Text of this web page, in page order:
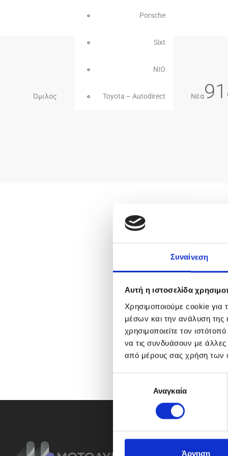
Συναίνεση
Αυτή η ιστοσελίδα
Χρησιμοποιούμε cookie για
μέσων και την ανάλυση της
χρησιμοποιείτε τον
να τις συνδυάσουν με
από μέρους σας χρήση των
ή
Αναγκαία
Άρνηση
Όμιλος
Porsche
Sixt
NIO
Toyota – Autodirect Νέα